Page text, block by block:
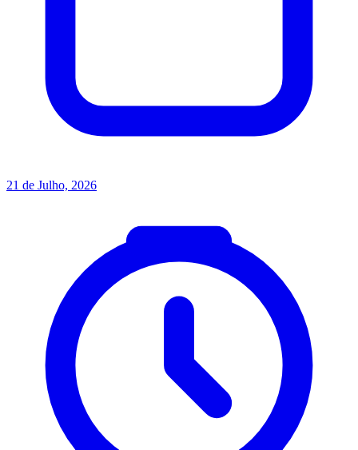
21 de Julho, 2026